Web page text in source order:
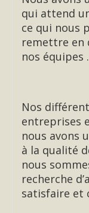
qui attend
ce qui nous
remettre en
nos équipes .
Nos
entreprises
nous avons
à la qualité
nous
recherche
satisfaire et